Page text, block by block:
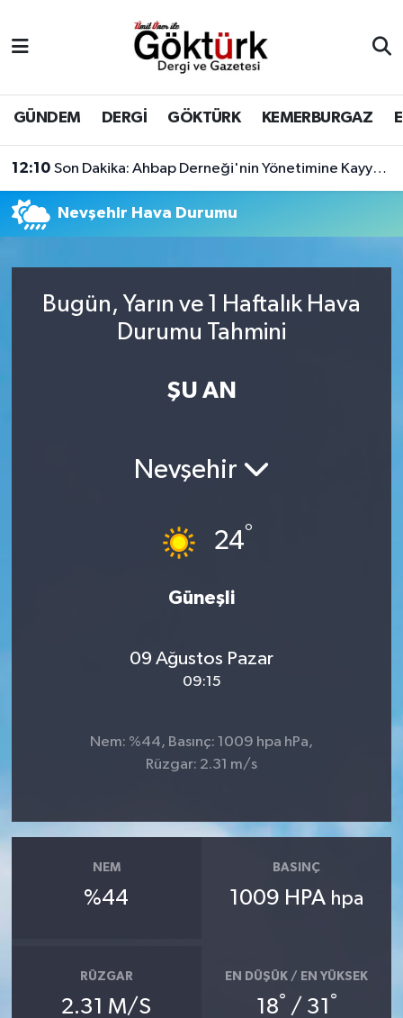
GÜNDEM DERGİ GÖKTÜRK KEMERBURGAZ
12:10 Son Dakika: Ahbap Derneği'nin Yönetimine Kayyum Atandı
Nevşehir Hava Durumu
Bugün, Yarın ve 1 Haftalık Hava
Durumu Tahmini
ŞU AN
Nevşehir
24°
Güneşli
09 Ağustos Pazar
09:15
Nem: %44, Basınç: 1009 hpa hPa,
Rüzgar: 2.31 m/s
NEM
%44
BASINÇ
1009 HPA hpa
RÜZGAR
2.31 M/S
EN DÜŞÜK / EN YÜKSEK
18° / 31 °
BİLİM
DERGİ
DÜNYA
EKONOMİ
GÖKTÜRK
KÜLTÜR - SANAT
Eyüpsultan Hava Durumu
Eyüpsultan Trafik Yoğunluk Haritası
Süper Lig Puan Durumu ve Fikstür
Tüm Manşetler
Haber Arşivi